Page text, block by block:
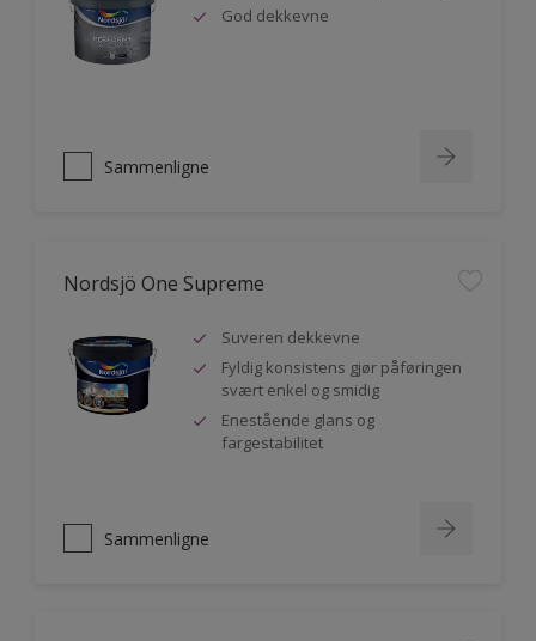
God dekkevne
Sammenligne
Nordsjö One Supreme
Suveren dekkevne
Fyldig konsistens gjør påføringen
svært enkel og smidig
Enestående glans og
fargestabilitet
Sammenligne